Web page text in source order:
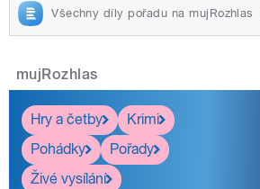
Všechny díly pořadu na mujRozhlas
mujRozhlas
Hry a četby
Krimi
Pohádky
Pořady
Živé vysílání